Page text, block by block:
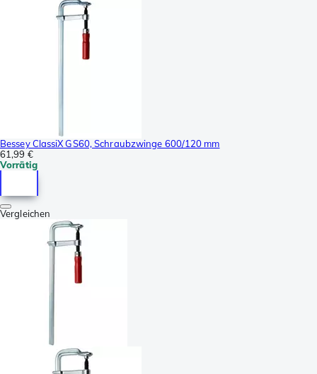
Bessey ClassiX GS60, Schraubzwinge 600/120 mm
61,99 €
Vorrätig
Vergleichen